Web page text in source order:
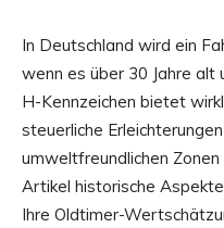
In Deutschland wird ein
wenn es über 30 Jahre alt
H-Kennzeichen bietet
steuerliche
umweltfreundlichen
Artikel historische
Ihre Oldtimer-